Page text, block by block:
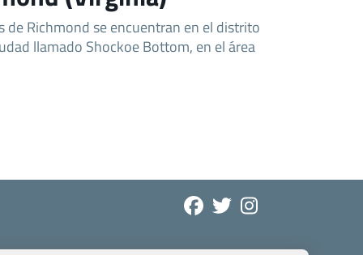
de Richmond se encuentran en el distrito
llamado Shockoe Bottom, en el área